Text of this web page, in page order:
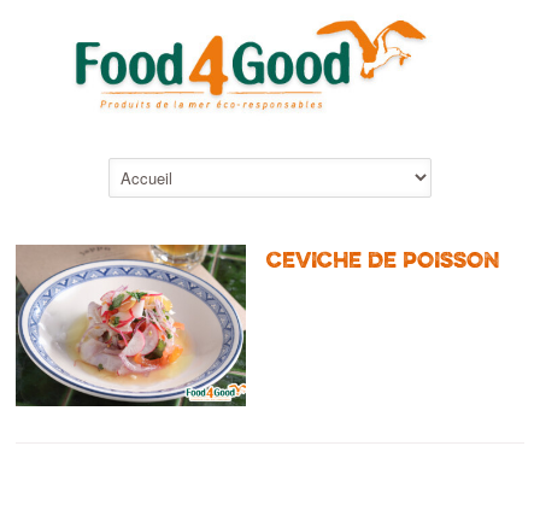
CEVICHE DE POISSON